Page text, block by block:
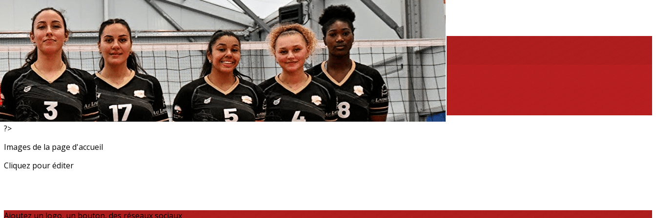
Exporter les lignes sélectionnées
Exporter toutes les colonnes
Exporter uniquement les colonnes affichées
Menu
<
Resultats
Actualités
?>
Images de la page d'accueil
Cliquez pour éditer
Ajoutez un logo, un bouton, des réseaux sociaux